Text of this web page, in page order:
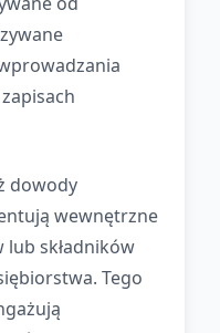
dowody
wewnętrzne
lub składników
Tego